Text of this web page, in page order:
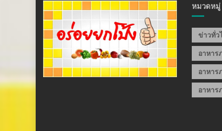
หมวดหมู่
ข่าวทั่ว
อาหาร
อาหาร
อาหาร